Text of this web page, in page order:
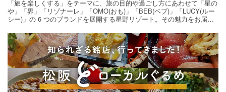
「旅を楽しくする」をテーマに、旅の目的や過ごし方にあわせて「星の
や」「界」「リゾナーレ」「OMO(おも)」「BEB(ベブ)」「LUCY(ルー
シー)」の 6 つのブランドを展開する星野リゾート。その魅力をお届け